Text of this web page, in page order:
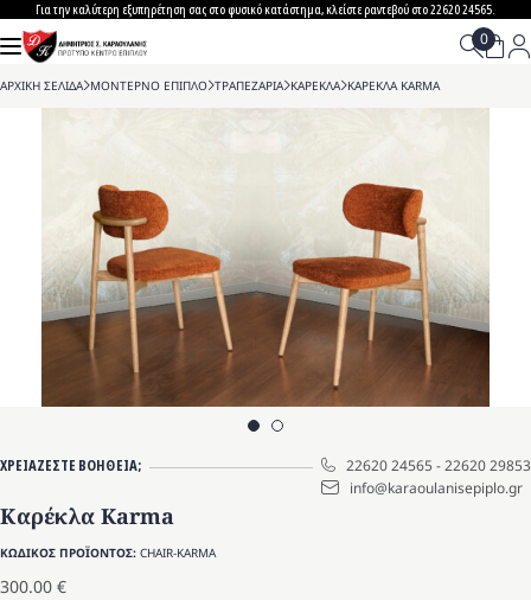
to
content
Για την καλύτερη εξυπηρέτηση σας στο φυσικό κατάστημα, κλείστε ραντεβού στο 22620 24565.
ΑΡΧΙΚΗ ΣΕΛΙΔΑ>ΜΟΝΤΕΡΝΟ ΕΠΙΠΛΟ>ΤΡΑΠΕΖΑΡΙΑ>ΚΑΡΕΚΛΑ>ΚΑΡΕΚΛΑ KARMA
ΧΡΕΙΑΖΕΣΤΕ ΒΟΗΘΕΙΑ; 22620 24565-22620 29853
info@karaoulanisepiplo.gr
Καρέκλα Karma
ΚΩΔΙΚΟΣ ΠΡΟΪΟΝΤΟΣ: CHAIR-KARMA
300.00 €